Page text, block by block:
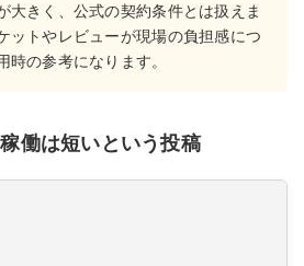
大きく、公式の契約条件とは扱えま
ットやレビューが現場の負担感につ
時の参考になります。
働は短いという投稿